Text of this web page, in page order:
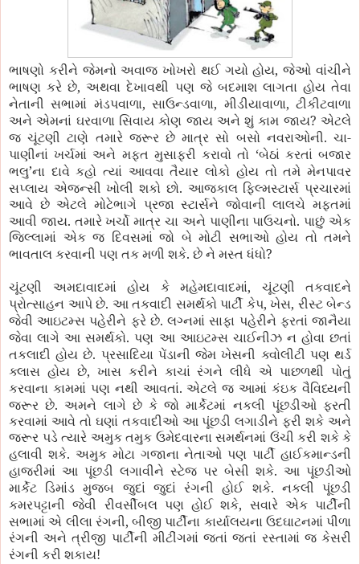
ભાષણો કરીને જેમનો અવાજ ખોખરો થઈ ગયો હોય,જેઓ વાંચીને
ભાષણ કરે છે,અથવા દેખાવથી પણ જે બદમાશ લાગતા હોય તેવા
નેતાની સભામાં મંડપવાળા,સાઉન્ડવાળા, મીડીયાવાળા,ટીકીટવાળા
અને એમનાં ઘરવાળા સિવાય કોણ જાય અને શું કામ જાય?એટલે
જ ચૂંટણી ટાણે તમારે જરૂર છે માત્ર સો બસો નવરાઓની.ચા-
પાણીનાં ખર્ચમાં અને મફત મુસાફરી કરાવો તો ‘બેઠાં કરતાં બજાર
ભલુ’ના દાવે કહો ત્યાં આવવા તૈયાર લોકો હોય તો તમે મેનપાવર
સપ્લાય એજન્સી ખોલી શકો છો. આજકાલ ફિલ્મસ્ટાર્સ પ્રચારમાં
આવે છે એટલે મોટેભાગે પ્રજા સ્ટાર્સને જોવાની લાલચે મફતમાં
આવી જાય. તમારે ખર્ચો માત્ર ચા અને પાણીના પાઉચનો.પાછું એક
જિલ્લામાં એક જ દિવસમાં જો બે મોટી સભાઓ હોય તો તમને
ભાવતાલ કરવાની પણ તક મળી શકે. છે ને મસ્ત ધંધો?
ચૂંટણી અમદાવાદમાં હોય કે મહેમદાવાદમાં,
ચૂંટણી તકવાદને
પ્રોત્સાહન આપે છે. આ તકવાદી સમર્થકો પાર્ટી કેપ, ખેસ, રીસ્ટ બેન્ડ
જેવી આઇટમ્સ પહેરીને ફરે છે.લગ્નમાં સાફા પહેરીને ફરતાં જાનૈયા
જેવા લાગે આ સમર્થકો.પણ આ આઇટમ્સ ચાઈનીઝ ન હોવા છતાં
તકલાદી હોય છે. પ્રસાદિયા પેંડાની જેમ ખેસની ક્વોલીટી પણ થર્ડ
ક્લાસ હોય છે, ખાસ કરીને કાચાં રંગને લીધે એ પાછળથી પોતું
કરવાના કામમાં પણ નથી આવતાં.એટલે જ આમાં કંઇક વૈવિધ્યની
જરૂર છે.અમને લાગે છે કે જો માર્કેટમાં નકલી પૂંછડીઓ ફરતી
કરવામાં આવે તો ઘણાં તકવાદીઓ આ પૂંછડી લગાડીને ફરી શકે અને
જરૂર પડે ત્યારે અમુક તમુક ઉમેદવારના સમર્થનમાં ઉંચી કરી શકે કે
હલાવી શકે. અમુક મોટા ગજાના નેતાઓ પણ પાર્ટી હાઈકમાન્ડની
હાજરીમાં આ પૂંછડી લગાવીને સ્ટેજ પર બેસી શકે. આ પૂંછડીઓ
માર્કેટ ડિમાંડ મુજબ જુદાં જુદાં રંગની હોઈ શકે.
નકલી પૂંછડી
કમરપટ્ટાની જેવી રીવર્સીબલ પણ હોઈ શકે,
સવારે એક પાર્ટીની
સભામાં એ લીલા રંગની, બીજી પાર્ટીના કાર્યાલયના ઉદઘાટનમાં પીળા
રંગની અને ત્રીજી પાર્ટીની મીટીંગમાં જતાં જતાં રસ્તામાં જ કેસરી
રંગની કરી શકાય!